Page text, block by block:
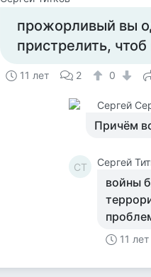
прожорливый вы
пристрелить,
11 лет 2 0
Сергей
Причём
СТ Сергей
войны
11 лет